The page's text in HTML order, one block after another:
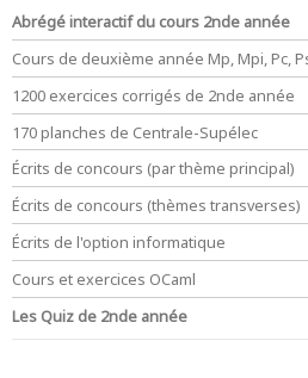
Abrégé interactif du cours 2nde année
Cours de deuxième année Mp, Mpi, Pc,
1200 exercices corrigés de 2nde année
170 planches de Centrale-Supélec
Écrits de concours (par thème principal)
Écrits de concours (thèmes transverses)
Écrits de l'option informatique
Cours et exercices OCaml
Les Quiz de 2nde année